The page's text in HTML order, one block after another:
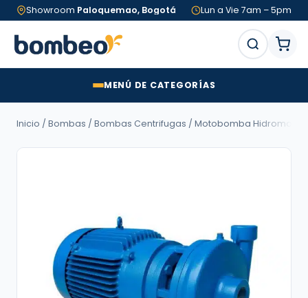
Showroom Paloquemao, Bogotá Lun a Vie 7am – 5pm
MENÚ DE CATEGORÍAS
Inicio / Bombas / Bombas Centrifugas / Motobomba Hidromac